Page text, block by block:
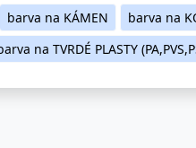
barva na KÁMEN barva na
na TVRDÉ PLASTY